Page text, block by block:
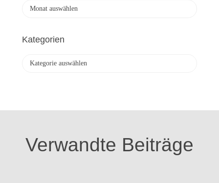
h
Kategorien
o
Verwandte Beiträge